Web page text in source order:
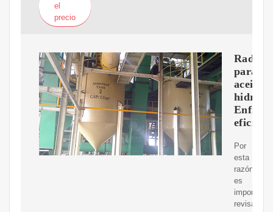
el
precio
para
aceite
Por
esta
razón,
es
importante
revisar